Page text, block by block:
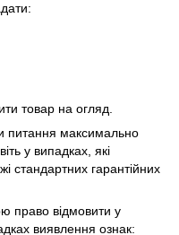
товар на огляд.
питання максимально
у випадках, які
стандартних гарантійних
право відмовити у
виявлення ознак: